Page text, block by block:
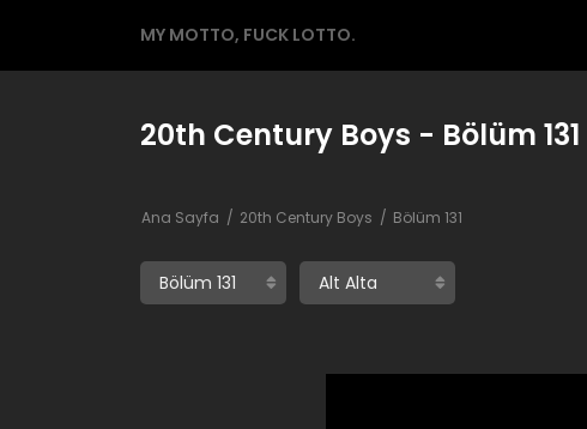
MY MOTTO, FUCK LOTTO.
20th Century Boys - Bölüm 131
Ana Sayfa 20th Century Boys Bölüm 131